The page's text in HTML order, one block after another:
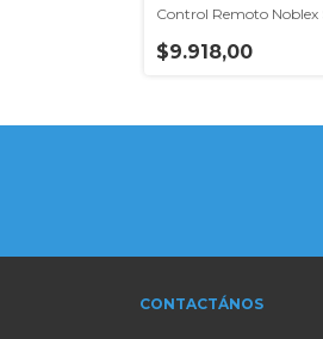
Control Remoto Noblex
$9.918,00
CONTACTÁNOS